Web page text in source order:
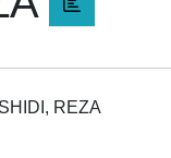
REZA